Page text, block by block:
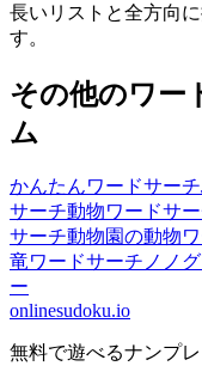
長いリストと全方向
す。
その他のワー
ム
かんたんワードサーチ
サーチ動物ワードサ
サーチ動物園の動物
竜ワードサーチ ノノ
ー
onlinesudoku.io
無料で遊べるナンプ